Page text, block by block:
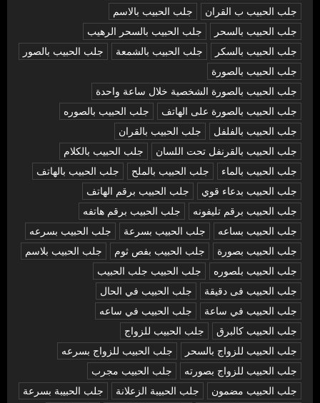
جلب الحبيب ب القران
جلب الحبيب بالاسم
جلب الحبيب بالسحر
جلب الحبيب بالسحر الرهيب
جلب الحبيب بالسكر
جلب الحبيب بالشمعة
جلب الحبيب بالصور
جلب الحبيب بالصورة
جلب الحبيب بالصورة الشخصية خلال ساعة واحدة
جلب الحبيب بالصورة على الهاتف
جلب الحبيب بالصوره
جلب الحبيب بالفلفل
جلب الحبيب بالقران
جلب الحبيب بالقرنفل تحت اللسان
جلب الحبيب بالكلام
جلب الحبيب بالماء
جلب الحبيب بالملح
جلب الحبيب بالهاتف
جلب الحبيب بدعاء قوي
جلب الحبيب برقم الهاتف
جلب الحبيب برقم تليفونه
جلب الحبيب برقم هاتفه
جلب الحبيب بساعه
جلب الحبيب بسرعة
جلب الحبيب بسرعه
جلب الحبيب بصورة
جلب الحبيب بفص ثوم
جلب الحبيب بلاسم
جلب الحبيب بلصوره
جلب الحبيب جلب الحبيب
جلب الحبيب فى دقيقة
جلب الحبيب في الحال
جلب الحبيب في ساعة
جلب الحبيب في ساعه
جلب الحبيب كالبرق
جلب الحبيب للزواج
جلب الحبيب للزواج بالسحر
جلب الحبيب للزواج بسرعه
جلب الحبيب للزواج بصورته
جلب الحبيب مجرب
جلب الحبيب مضمون
جلب الحبيبة الزعلانة
جلب الحبيبة بسرعة